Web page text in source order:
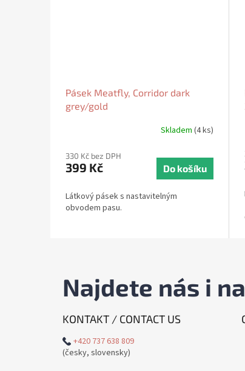
Pásek Meatfly, Corridor dark
grey/gold
Skladem (4 ks)
330 Kč bez DPH
399 Kč Do košíku
Látkový pásek s nastavitelným
obvodem pasu.
Najdete nás i
KONTAKT / CONTACT US
+420 737 638 809
(česky, slovensky)